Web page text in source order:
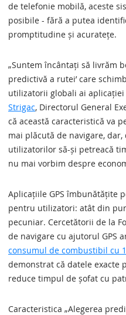
de telefonie mobilă, aceste
posibile - fără a putea
promptitudine și acuratețe.
„Suntem încântați să livrăm
predictivă a rutei’ care
utilizatorii globali ai aplicației
Strigac, Directorul General
că această caracteristică va
mai plăcută de navigare,
utilizatorilor să-și petreacă
nu mai vorbim despre
Aplicațiile GPS îmbunătățite
pentru utilizatori: atât din
pecuniar. Cercetătorii de la
de navigare cu ajutorul GPS
consumul de combustibil cu
demonstrat că datele
reduce timpul de șofat cu
Caracteristica „Alegerea